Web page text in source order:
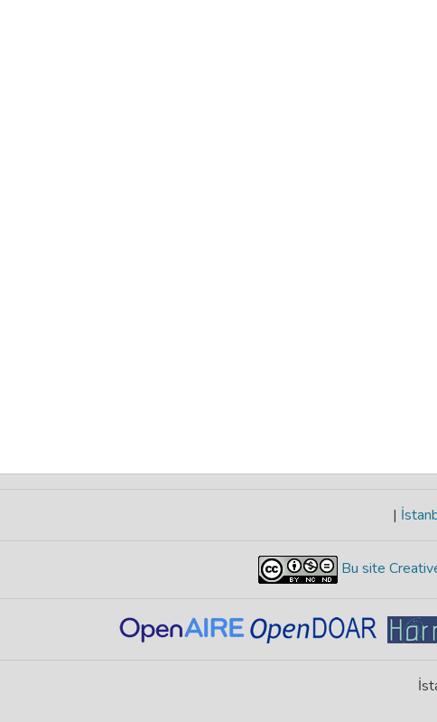
|
Bu site